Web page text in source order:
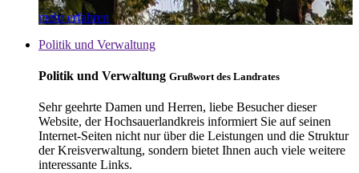
mehr erfahren
Politik und Verwaltung
Politik und Verwaltung Grußwort des Landrates
Sehr geehrte Damen und Herren, liebe Besucher dieser
Website, der Hochsauerlandkreis informiert Sie auf seinen
Internet-Seiten nicht nur über die Leistungen und die Struktur
der Kreisverwaltung, sondern bietet Ihnen auch viele weitere
interessante Links.